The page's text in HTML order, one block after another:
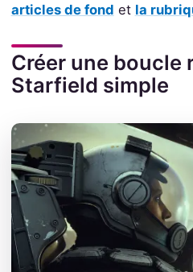
articles de fond et la
Créer une boucle
Starfield simple